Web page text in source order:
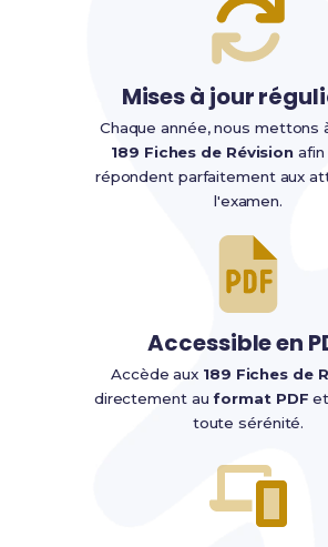
Mises à jour
Chaque année, nous mettons
189 Fiches de Révision afin
répondent parfaitement aux
l'examen.
Accessible en
Accède aux 189 Fiches de
directement auformat PDF
toute sérénité.